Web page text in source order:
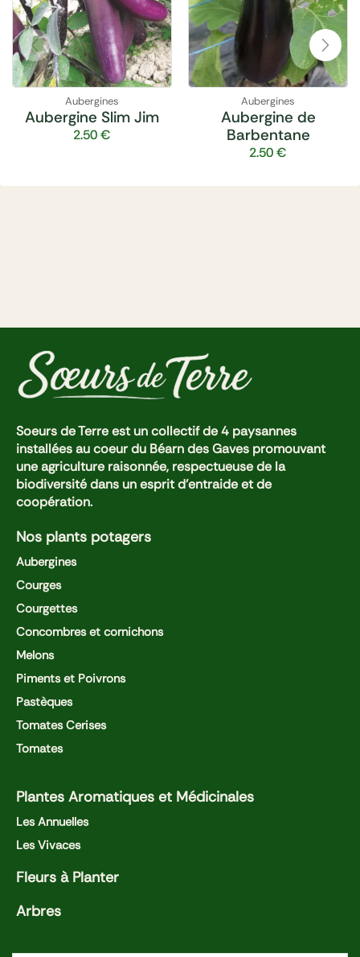
Aubergines
Aubergine Slim Jim
2.50€
Aubergines
Aubergine de
Barbentane
2.50€
Soeurs de Terre est un collectif de 4 paysannes
installées au coeur du Béarn des Gaves promouvant
une agriculture raisonnée, respectueuse de la
biodiversité dans un esprit d'entraide et de
coopération.
Nos plants potagers
Aubergines
Courges
Courgettes
Concombres et cornichons
Melons
Piments et Poivrons
Pastèques
Tomates Cerises
Tomates
Plantes Aromatiques et Médicinales
Les Annuelles
Les Vivaces
Fleurs à Planter
Arbres